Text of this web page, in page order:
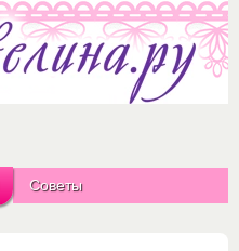
Советы